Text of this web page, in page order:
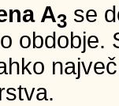
A3 se
obdobje.